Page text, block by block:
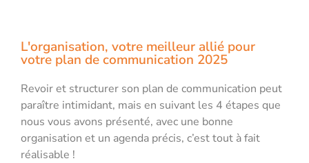
L'organisation, votre meilleur allié pour
votre plan de communication 2025
Revoir et structurer son plan de communication peut
paraître intimidant, mais en suivant les 4 étapes que
nous vous avons présenté, avec une bonne
organisation et un agenda précis, c’est tout à fait
réalisable !